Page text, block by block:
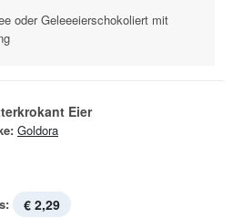
oder Geleeeierschokoliert mit
Eier
Goldora
€ 2,29